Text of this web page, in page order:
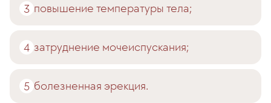
повышение температуры тела;
затруднение мочеиспускания;
болезненная эрекция.